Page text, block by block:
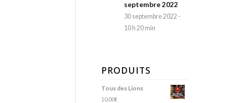
septembre 2022
30 septembre 2022 -
10 h 20 min
PRODUITS
Tous des Lions
10,00€